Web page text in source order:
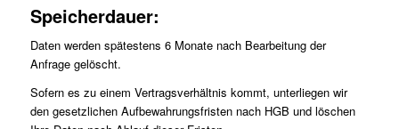
Speicherdauer:
Daten werden spätestens 6 Monate nach Bearbeitung der
Anfrage gelöscht.
Sofern es zu einem Vertragsverhältnis kommt, unterliegen wir
den gesetzlichen Aufbewahrungsfristen nach HGB und löschen